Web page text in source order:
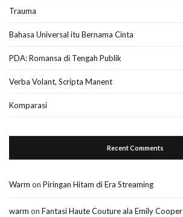
Trauma
Bahasa Universal itu Bernama Cinta
PDA: Romansa di Tengah Publik
Verba Volant, Scripta Manent
Komparasi
Recent Comments
Warm on Piringan Hitam di Era Streaming
warm on Fantasi Haute Couture ala Emily Cooper